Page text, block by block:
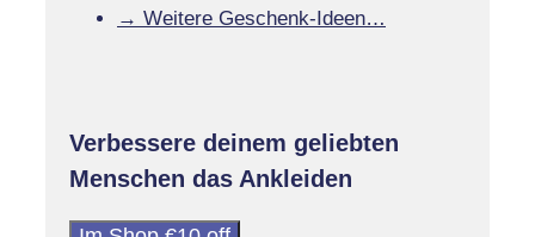
→ Weitere Geschenk-Ideen…
Verbessere deinem geliebten
Menschen das Ankleiden